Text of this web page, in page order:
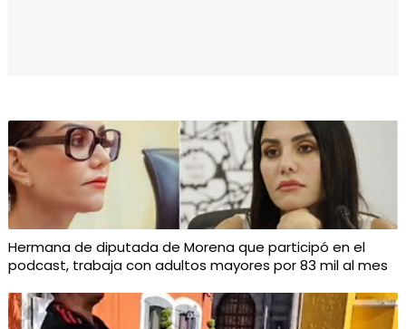
Hermana de diputada de Morena que participó en el
podcast, trabaja con adultos mayores por 83 mil al mes